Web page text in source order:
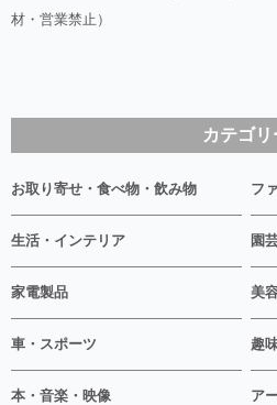
材・営業禁止）
カテゴリ
お取り寄せ・食べ物・飲み物 フ
生活・インテリア 園
家電製品 美
車・スポーツ 趣
本・音楽・映像 ア